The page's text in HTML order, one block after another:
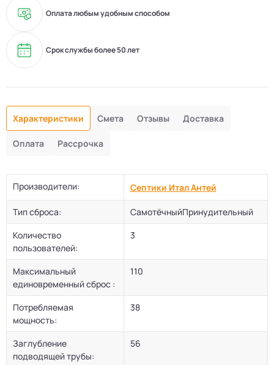
Оплата любым удобным способом
Срок службы более 50 лет
Характеристики Смета Отзывы Доставка
Оплата Рассрочка
Производители: Септики Итал Антей
Тип сброса:
СамотёчныйПринудительный
Количество
пользователей:
3
Максимальный
единовременный сброс :
110
Потребляемая
мощность:
38
Заглубление
подводящей трубы:
56